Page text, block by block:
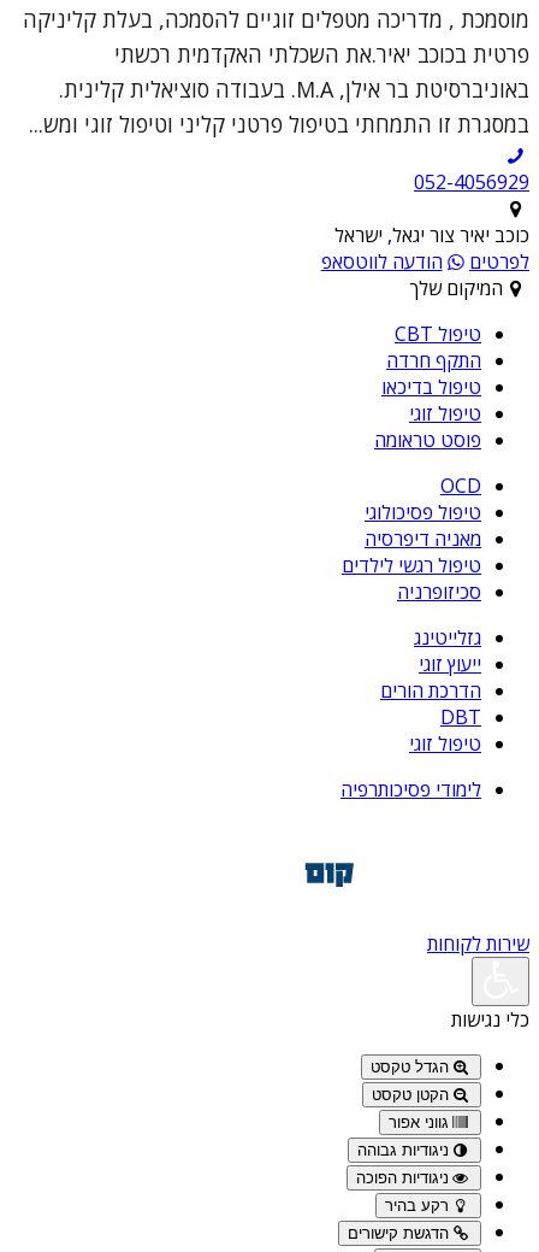
מוסמכת , מדריכה מטפלים זוגיים להסמכה, בעלת קליניקה
פרטית בכוכב יאיר.את השכלתי האקדמית רכשתי
באוניברסיטת בר אילן, M.A. בעבודה סוציאלית קלינית.
במסגרת זו התמחתי בטיפול פרטני קליני וטיפול זוגי ומש...
052-4056929
כוכב יאיר צור יגאל, ישראל
לפרטים
הודעה לווטסאפ
המיקום שלך
טיפול CBT
התקף חרדה
טיפול בדיכאו
טיפול זוגי
פוסט טראומה
OCD
טיפול פסיכולוגי
מאניה דיפרסיה
טיפול רגשי לילדים
סכיזופרניה
גזלייטינג
ייעוץ זוגי
הדרכת הורים
DBT
טיפול זוגי
לימודי פסיכותרפיה
שירות לקוחות
כלי נגישות
הגדל טקסט
הקטן טקסט
גווני אפור
ניגודיות גבוהה
ניגודיות הפוכה
רקע בהיר
הדגשת קישורים